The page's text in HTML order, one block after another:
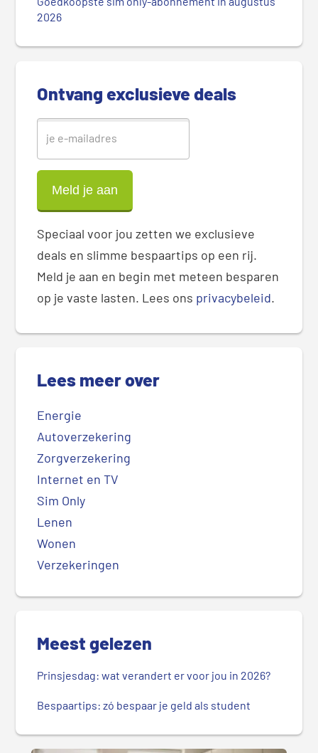
d
2026
Ontvang exclusieve deals
Speciaal voor jou zetten we exclusieve
deals en slimme bespaartips op een rij.
Meld je aan en begin met meteen besparen
op je vaste lasten. Lees ons privacybeleid.
Lees meer over
Energie
Autoverzekering
Zorgverzekering
Internet en TV
Sim Only
Lenen
Wonen
Verzekeringen
Meest gelezen
Prinsjesdag: wat verandert er voor jou in 2026?
Bespaartips: zó bespaar je geld als student